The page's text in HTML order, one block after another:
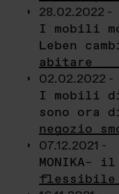
28.02.2022 -
I mobili
Leben
abitare
02.02.2022 -
I mobili di
sono ora
negozio
07.12.2021 -
MONIKA–
flessibile